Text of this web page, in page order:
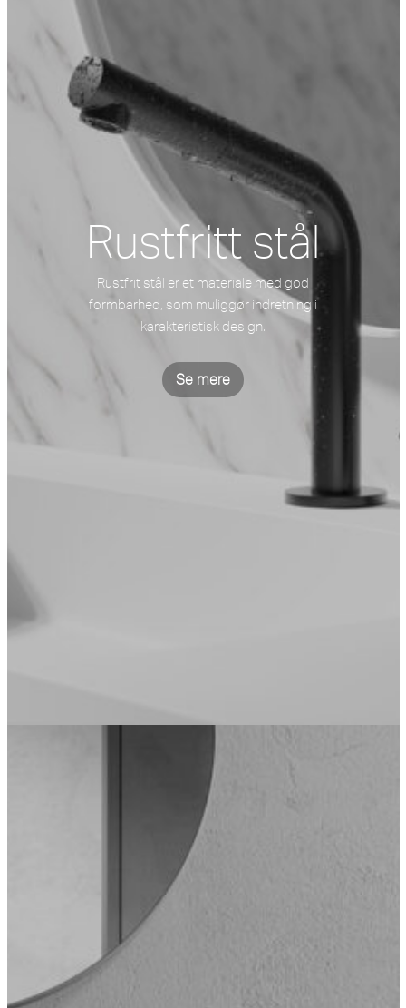
Rustfritt stål
Rustfrit stål er et materiale med god
formbarhed, som muliggør indretning i
karakteristisk design.
Se mere